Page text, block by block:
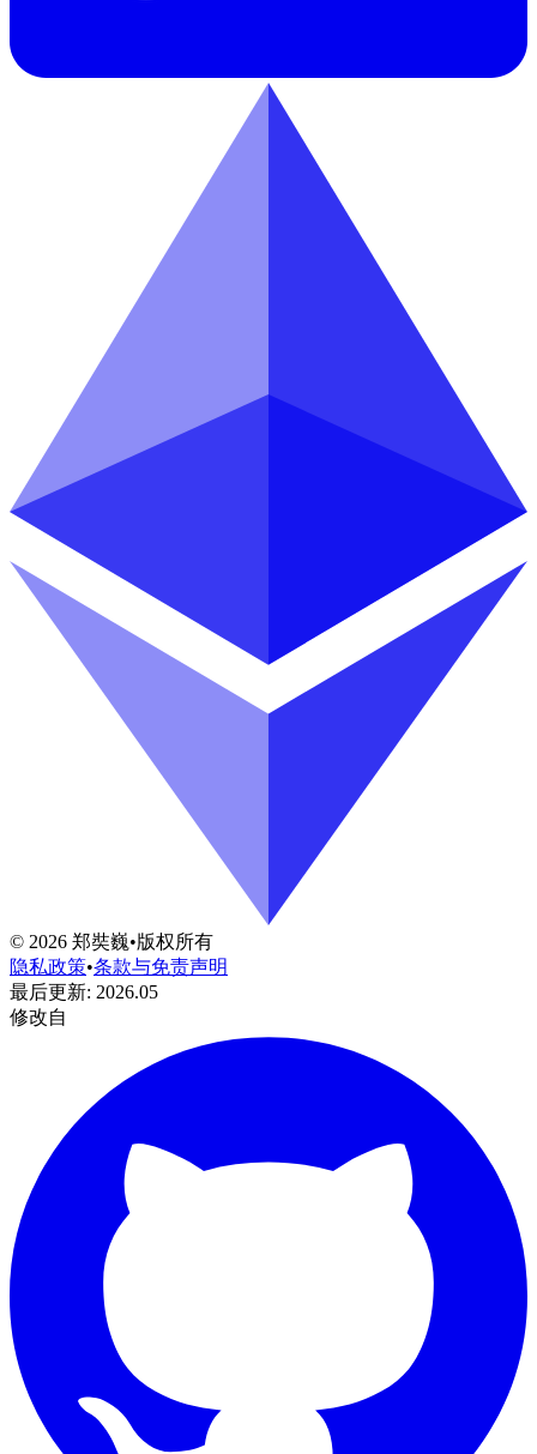
© 2026 郑奘巍•版权所有
隐私政策•条款与免责声明
最后更新: 2026.05
修改自